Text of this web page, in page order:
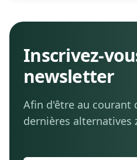
Inscrivez-
newsletter
Afin d'être au courant
dernières alternatives